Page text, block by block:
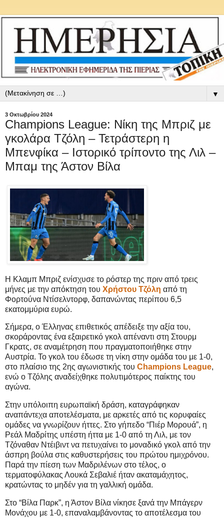
▼
3 Οκτωβρίου 2024
Champions League: Νίκη της Μπριζ με
γκολάρα Τζόλη – Τετράστερη η
Μπενφίκα – Ιστορικό τρίποντο της Λιλ –
Μπαμ της Άστον Βίλα
Η Κλαμπ Μπριζ ενίσχυσε το ρόστερ της πριν από τρεις
μήνες με την απόκτηση του Χρήστου Τζόλη από τη
Φορτούνα Ντίσελντορφ, δαπανώντας περίπου 6,5
εκατομμύρια ευρώ.
Σήμερα, ο Έλληνας επιθετικός απέδειξε την αξία του,
σκοράροντας ένα εξαιρετικό γκολ απέναντι στη Στουρμ
Γκρατς, σε αναμέτρηση που πραγματοποιήθηκε στην
Αυστρία. Το γκολ του έδωσε τη νίκη στην ομάδα του με 1-0,
στο πλαίσιο της 2ης αγωνιστικής του Champions League,
ενώ ο Τζόλης αναδείχθηκε πολυτιμότερος παίκτης του
αγώνα.
Στην υπόλοιπη ευρωπαϊκή δράση, καταγράφηκαν
αναπάντεχα αποτελέσματα, με αρκετές από τις κορυφαίες
ομάδες να γνωρίζουν ήττες. Στο γήπεδο “Πιέρ Μορουά”, η
Ρεάλ Μαδρίτης υπέστη ήττα με 1-0 από τη Λιλ, με τον
Τζόναθαν Ντέιβιντ να πετυχαίνει το μοναδικό γκολ από την
άσπρη βούλα στις καθυστερήσεις του πρώτου ημιχρόνου.
Παρά την πίεση των Μαδριλένων στο τέλος, ο
τερματοφύλακας Λουκά Σεβαλιέ ήταν ακαταμάχητος,
κρατώντας το μηδέν για τη γαλλική ομάδα.
Στο “Βίλα Παρκ”, η Άστον Βίλα νίκησε ξανά την Μπάγερν
Μονάχου με 1-0, επαναλαμβάνοντας το αποτέλεσμα του